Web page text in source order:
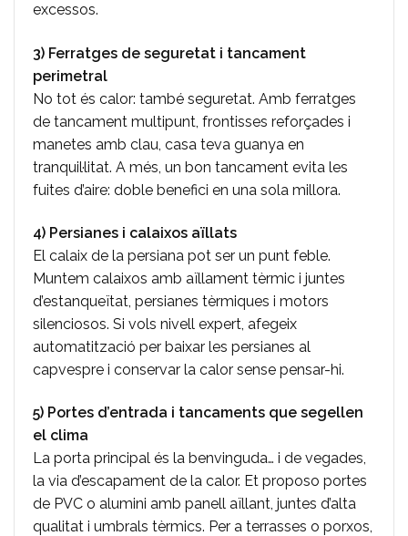
excessos.
3) Ferratges de seguretat i tancament
perimetral
No tot és calor: també seguretat. Amb ferratges
de tancament multipunt, frontisses reforçades i
manetes amb clau, casa teva guanya en
tranquil·litat. A més, un bon tancament evita les
fuites d’aire: doble benefici en una sola millora.
4) Persianes i calaixos aïllats
El calaix de la persiana pot ser un punt feble.
Muntem calaixos amb aïllament tèrmic i juntes
d’estanqueïtat, persianes tèrmiques i motors
silenciosos. Si vols nivell expert, afegeix
automatització per baixar les persianes al
capvespre i conservar la calor sense pensar-hi.
5) Portes d’entrada i tancaments que segellen
el clima
La porta principal és la benvinguda… i de vegades,
la via d’escapament de la calor. Et proposo portes
de PVC o alumini amb panell aïllant, juntes d’alta
qualitat i umbrals tèrmics. Per a terrasses o porxos,